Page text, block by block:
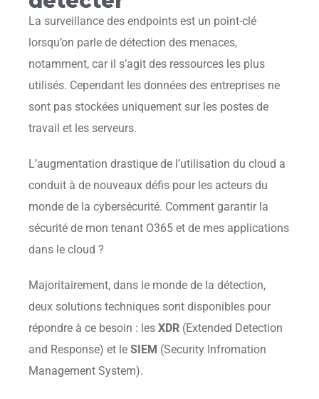
La surveillance des endpoints est un point-clé
lorsqu’on parle de détection des menaces,
notamment, car il s’agit des ressources les plus
utilisés. Cependant les données des entreprises ne
sont pas stockées uniquement sur les postes de
travail et les serveurs.
L’augmentation drastique de l’utilisation du cloud a
conduit à de nouveaux défis pour les acteurs du
monde de la cybersécurité. Comment garantir la
sécurité de mon tenant O365 et de mes applications
dans le cloud ?
Majoritairement, dans le monde de la détection,
deux solutions techniques sont disponibles pour
répondre à ce besoin : les XDR (Extended Detection
and Response) et le SIEM (Security Infromation
Management System).